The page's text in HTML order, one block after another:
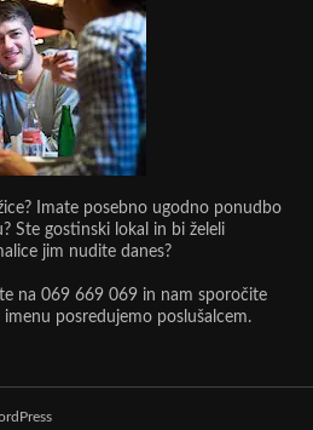
Imate posebno ugodno ponudbo
Ste gostinski lokal in bi želeli
jim nudite danes?
na 069 669 069 in nam sporočite
posredujemo poslušalcem.